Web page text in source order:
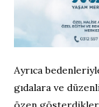
Ayrıca
gıdalara ve